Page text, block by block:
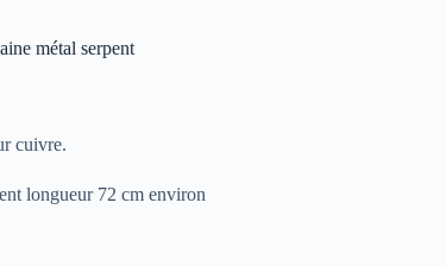
métal serpent
cuivre.
longueur 72 cm environ